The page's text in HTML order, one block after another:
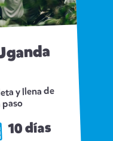
y llena de
10 días